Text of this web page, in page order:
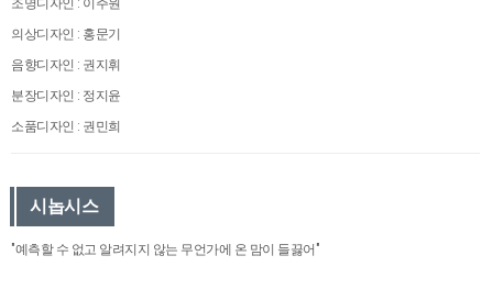
조명디자인 : 이주원
의상디자인 : 홍문기
음향디자인 : 권지휘
분장디자인 : 정지윤
소품디자인 : 권민희
시놉시스
"예측할 수 없고 알려지지 않는 무언가에 온 맘이 들끓어"